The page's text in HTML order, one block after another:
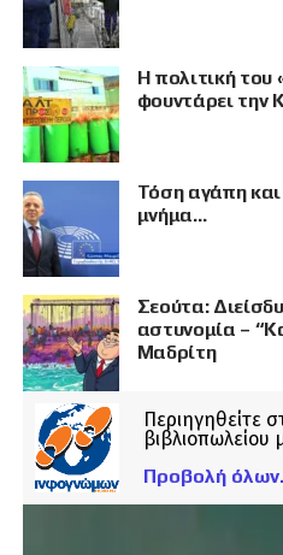
Η πολιτική του
φουντάρει την
Τόση αγάπη
μνήμα…
Σεούτα:
αστυνομία –
Μαδρίτη
Περιηγηθείτε
βιβλιοπωλείου
Προβολή όλων